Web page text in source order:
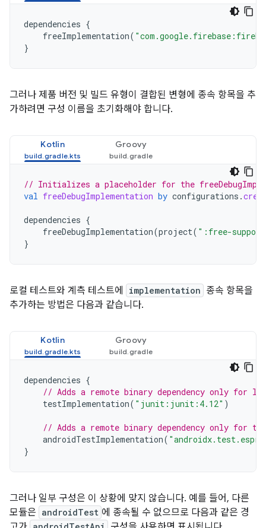
dependencies {
freeImplementation(
}
그러나 제품 버전 및 빌드 유형이 결합된 변형에 종속 항목을 추
가하려면 구성 이름을 초기화해야 합니다.
Kotlin Groovy
// Initializes a placeholder for the
val freeDebugImplementation by configurations .
dependencies {
freeDebugImplementation(project( ":free-
}
로컬 테스트와 계측 테스트에 implementation 종속 항목을
추가하는 방법은 다음과 같습니다.
Kotlin Groovy
dependencies {
// Adds a remote binary dependency only for
testImplementation( "junit:junit:4.12" )
// Adds a remote binary dependency only for
androidTestImplementation(
}
그러나 일부 구성은 이 상황에 맞지 않습니다. 예를 들어, 다른
모듈은 androidTest 에 종속될 수 없으므로 다음과 같은 경